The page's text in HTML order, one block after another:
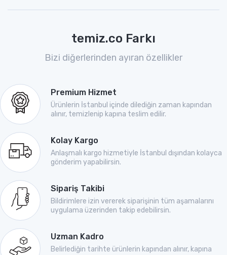
temiz.co Farkı
Bizi diğerlerinden ayıran özellikler
Premium Hizmet
Ürünlerin İstanbul içinde dilediğin zaman kapından
alınır, temizlenip kapına teslim edilir.
Kolay Kargo
Anlaşmalı kargo hizmetiyle İstanbul dışından kolayca
gönderim yapabilirsin.
Sipariş Takibi
Bildirimlere izin vererek siparişinin tüm aşamalarını
uygulama üzerinden takip edebilirsin.
Uzman Kadro
Belirlediğin tarihte ürünlerin kapından alınır, kapına